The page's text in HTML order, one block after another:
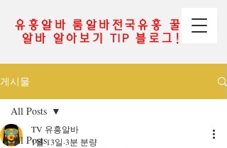
유흥알바 룸알바전국유흥 꿀
알바 알아보기 TIP 블로그!
게시물
All Posts
All Posts
TV 유흥알바
1월 13일 3분 분량